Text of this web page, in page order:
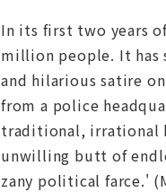
In its first two years
million people. It has
and hilarious satire
from a police
traditional, irrational
unwilling butt of
zany political farce.'